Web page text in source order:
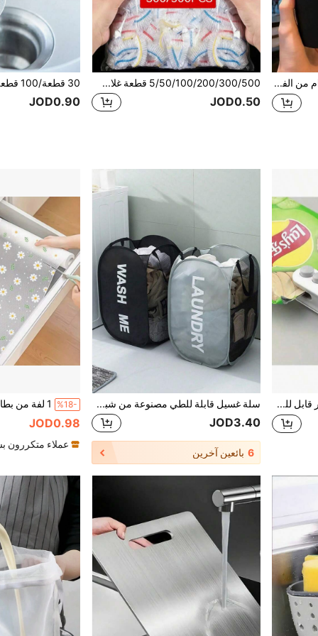
كوب قهوة إعادة الاستخدام من الفولاذ المقاوم للصدأ سعة 380 مل، كوب سفر محمول، عازل للحرارة ومانع للتسرب، مناسب للمكتب والسيارة للعودة إلى المدرسة 5/50/100/200/300/500 قطعة غلاف بلاستيكي قابل للتخلص منه، يستخدم للحفاظ على الطعام المتبقي طازجًا، مع فتحة مرنة وذاتية الإغلاق، مناسب لتغطية الأطباق والأواني، للاستخدام المنزلي
JOD0.50
JOD0.90
1 قطعة ختم حرارى صغير قابل للشحن عبر USB، مزود بمغناطيس مدمج، ختام أكياس الطعام المحمول مناسب للوجبات الخفيفة والرقائق والبسكويت، مناسب للمنزل والنزهات والسفر سلة غسيل قابلة للطي مصنوعة من شبكة تهوية، مناسبة للحمام والمرحاض وغرفة الطالب والمنزل وغرفة الغسيل، ضرورية لتخزين الملابس القذرة أثناء السفر، سلة غسيل قابلة للانتفاخ كاكسسوار للحمام، حقيبة تخزين الملابس
JOD3.40
6 بائعين آخرين
%18-
JOD0.98
عملاء متكررون